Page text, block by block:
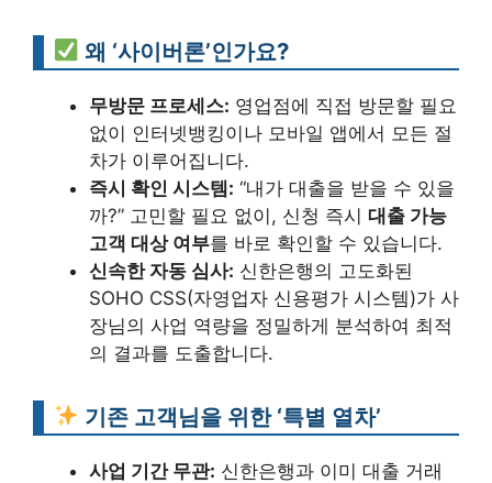
왜 ‘사이버론’인가요?
무방문 프로세스: 영업점에 직접 방문할 필요
없이 인터넷뱅킹이나 모바일 앱에서 모든 절
차가 이루어집니다.
즉시 확인 시스템: “내가 대출을 받을 수 있을
까?” 고민할 필요 없이, 신청 즉시 대출 가능
고객 대상 여부를 바로 확인할 수 있습니다.
신속한 자동 심사: 신한은행의 고도화된
SOHO CSS(자영업자 신용평가 시스템)가 사
장님의 사업 역량을 정밀하게 분석하여 최적
의 결과를 도출합니다.
기존 고객님을 위한 ‘특별 열차’
사업 기간 무관: 신한은행과 이미 대출 거래